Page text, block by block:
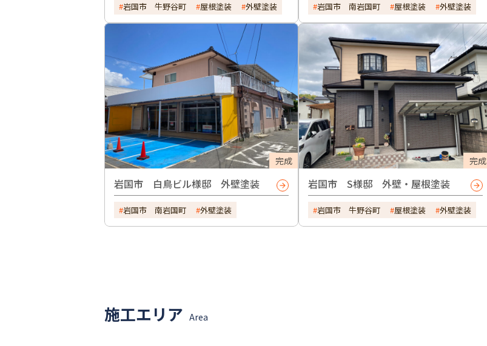
岩国市 牛野谷町 屋根塗装 外壁塗装 岩国市 南岩国町 屋根塗装 外壁塗装
完成
岩国市 白鳥ビル様邸 外壁塗装
岩国市 南岩国町 外壁塗装
完成
岩国市 S様邸 外壁・屋根塗装
岩国市 牛野谷町 屋根塗装 外壁塗装
施工エリア Area